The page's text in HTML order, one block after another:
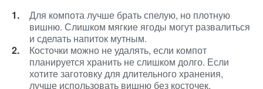
Для компота лучше брать спелую, но плотную
вишню. Слишком мягкие ягоды могут развалиться
и сделать напиток мутным.
Косточки можно не удалять, если компот
планируется хранить не слишком долго. Если
хотите заготовку для длительного хранения,
лучше использовать вишню без косточек.